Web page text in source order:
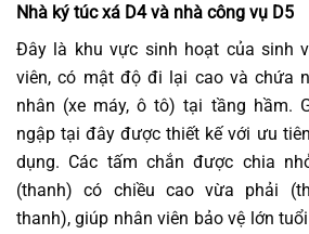
Nhà ký túc xá D4 và nhà công vụ D5
Đây là khu vực sinh hoạt của sinh
viên, có mật độ đi lại cao và chứa
nhân (xe máy, ô tô) tại tầng hầm.
ngập tại đây được thiết kế với ưu
dụng. Các tấm chắn được chia
(thanh) có chiều cao vừa phải
thanh), giúp nhân viên bảo vệ lớn